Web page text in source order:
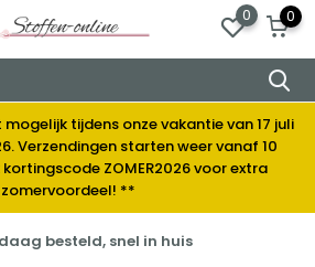
0 0
mogelijk tijdens onze vakantie van 17 juli
Verzendingen starten weer vanaf 10
ZOMER2026 voor extra
zomervoordeel! **
Elke week nieuwe stoffen